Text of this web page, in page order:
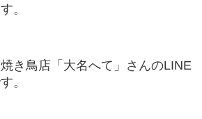
。
き鳥店「大名へて」さんのLINE
。